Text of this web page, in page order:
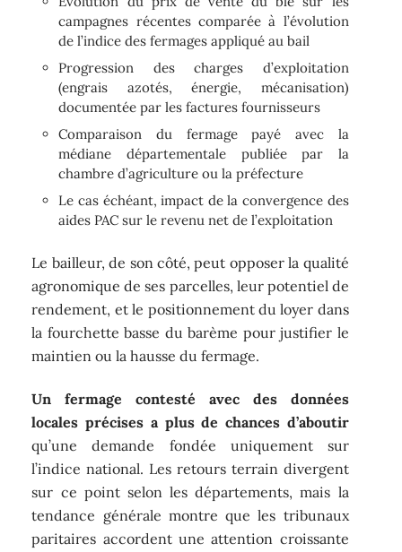
campagnes récentes comparée à l’évolution
de l’indice des fermages appliqué au bail
Progression des charges d’exploitation
(engrais azotés, énergie, mécanisation)
documentée par les factures fournisseurs
Comparaison du fermage payé avec la
médiane départementale publiée par la
chambre d’agriculture ou la préfecture
Le cas échéant, impact de la convergence des
aides PAC sur le revenu net de l’exploitation
Le bailleur, de son côté, peut opposer la qualité
agronomique de ses parcelles, leur potentiel de
rendement, et le positionnement du loyer dans
la fourchette basse du barème pour justifier le
maintien ou la hausse du fermage.
Un fermage contesté avec des données
locales précises a plus de chances d’aboutir
qu’une demande fondée uniquement sur
l’indice national. Les retours terrain divergent
sur ce point selon les départements, mais la
tendance générale montre que les tribunaux
paritaires accordent une attention croissante